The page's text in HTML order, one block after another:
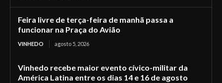
Feira livre de terça-feira de manhã passa a
funcionar na Praça do Avião
VINHEDO agosto 5, 2026
Vinhedo recebe maior evento cívico-militar da
América Latina entre os dias 14 e 16 de agosto